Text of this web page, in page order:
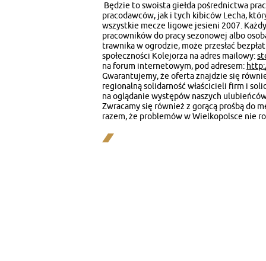
Będzie to swoista giełda pośrednictwa
pracodawców, jak i tych kibiców Lecha,
wszystkie mecze ligowe jesieni 2007.
pracowników do pracy sezonowej albo
trawnika w ogrodzie, może przesłać
społeczności Kolejorza na adres mailowy:
na forum internetowym, pod adresem:
Gwarantujemy, że oferta znajdzie się
regionalną solidarność właścicieli firm i
na oglądanie występów naszych
Zwracamy się również z gorącą prośbą do
razem, że problemów w Wielkopolsce nie